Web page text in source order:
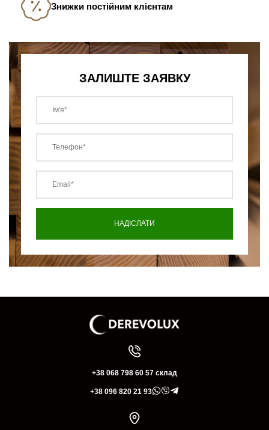
Знижки постійним клієнтам
ЗАЛИШТЕ ЗАЯВКУ
+38 068 798 60 57 склад
+38 096 820 21 93